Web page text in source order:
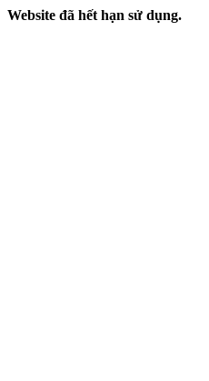
Website đã hết hạn sử dụng.